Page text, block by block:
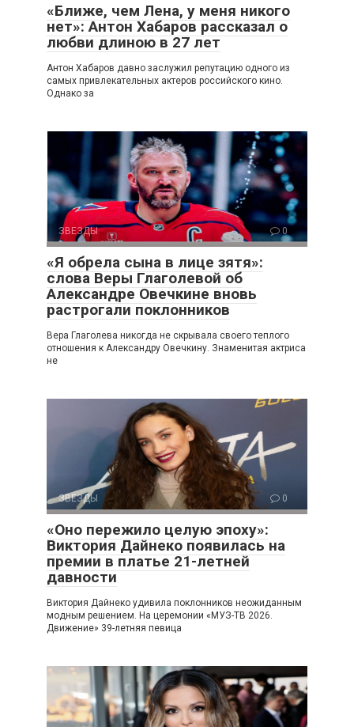
«Ближе, чем Лена, у меня никого
нет»: Антон Хабаров рассказал о
любви длиною в 27 лет
Антон Хабаров давно заслужил репутацию одного из
самых привлекательных актеров российского кино.
Однако за
ЗВЕЗДЫ 0
«Я обрела сына в лице зятя»:
слова Веры Глаголевой об
Александре Овечкине вновь
растрогали поклонников
Вера Глаголева никогда не скрывала своего теплого
отношения к Александру Овечкину. Знаменитая актриса
не
ЗВЕЗДЫ 0
«Оно пережило целую эпоху»:
Виктория Дайнеко появилась на
премии в платье 21-летней
давности
Виктория Дайнеко удивила поклонников неожиданным
модным решением. На церемонии «МУЗ-ТВ 2026.
Движение» 39-летняя певица